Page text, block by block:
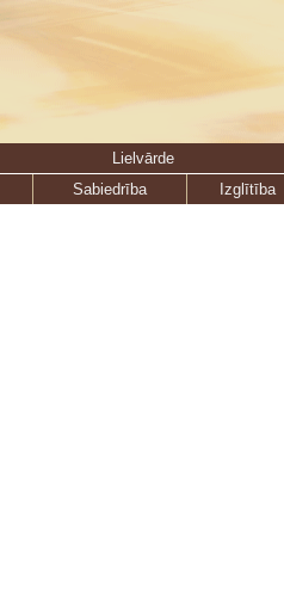
Lielvārde
Sabiedrība
Izglītība